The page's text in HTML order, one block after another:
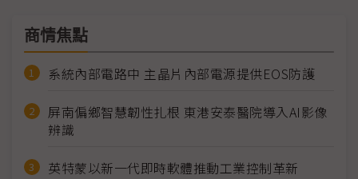
商情焦點
系統內部電路中 主晶片內部電源提供EOS防護
屏南偏鄉智慧韌性扎根 東港安泰醫院導入AI影像
辨識
英特蒙以新一代即時軟體推動工業控制革新